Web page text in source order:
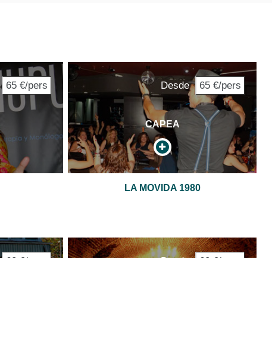
65 €/pers
CAPEA
LA MOVIDA 1980
Desde 65 €/pers
60 €/pers Desde 60 €/pers